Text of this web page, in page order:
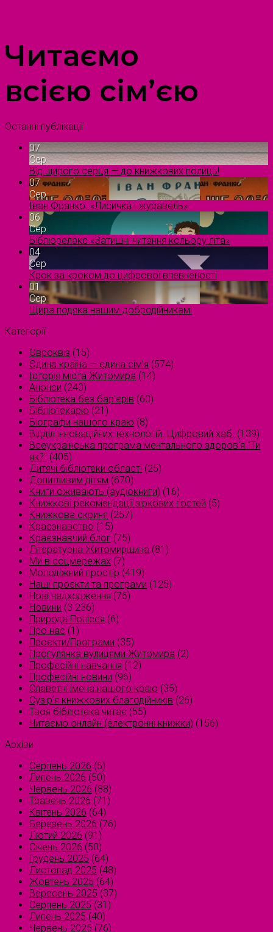
Читаємо
всією сім’єю
Останні публікації
07
Сер
Від щирого серця — до книжкових полиць!
07
Сер
Іван Франко. «Лисичка і журавель»
06
Сер
Бібліорелакс «Затишні читання кольору літа»
04
Сер
Крок за кроком до цифрової впевненості
01
Сер
Щира подяка нашим добродійникам!
Категорії
Євроквіз (15)
Єдина країна — єдина сім’я (574)
Історія міста Житомира (14)
Анонси (240)
Бібліотека без бар'єрів (60)
Бібліотекарю (21)
Біографи нашого краю (8)
Відділ інноваційних технологій. Цифровий хаб. (139)
Всеукраїнська програма ментального здоров'я "Ти
як?" (405)
Дитячі бібліотеки області (25)
Допитливим дітям (670)
Книги оживають (аудіокниги) (16)
Книжкові рекомендації зіркових гостей (5)
Книжкова скриня (257)
Краєзнавство (15)
Краєзнавчий блог (75)
Літературна Житомирщина (81)
Ми в соцмережах (7)
Молодіжний простір (419)
Наші проєкти та програми (125)
Нові надходження (76)
Новини (3 236)
Природа Полісся (6)
Про нас (1)
Проєкти/Програми (35)
Прогулянка вулицями Житомира (2)
Професійні навчання (12)
Професійні новини (96)
Славетні імена нашого краю (35)
Сузірʼя книжкових благодійників (26)
Твоя бібліотека читає (55)
Читаємо онлайн (електронні книжки) (156)
Архіви
Серпень 2026 (5)
Липень 2026 (50)
Червень 2026 (88)
Травень 2026 (71)
Квітень 2026 (64)
Березень 2026 (76)
Лютий 2026 (91)
Січень 2026 (50)
Грудень 2025 (64)
Листопад 2025 (48)
Жовтень 2025 (64)
Вересень 2025 (37)
Серпень 2025 (31)
Липень 2025 (40)
Червень 2025 (76)